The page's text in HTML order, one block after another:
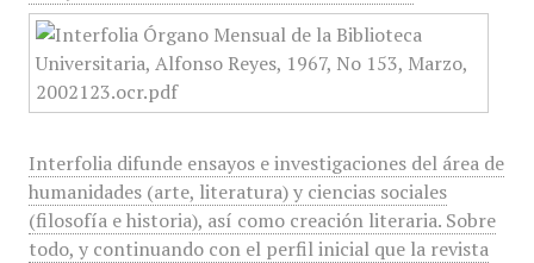
Interfolia difunde ensayos e investigaciones del área de
humanidades (arte, literatura) y ciencias sociales
(filosofía e historia), así como creación literaria. Sobre
todo, y continuando con el perfil inicial que la revista